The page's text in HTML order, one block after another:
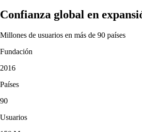
Confianza global en
Millones de usuarios en más de 90 países
Fundación
2016
Países
90
Usuarios